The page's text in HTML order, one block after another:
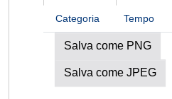
Categoria Tempo
Salva come PNG
Salva come JPEG